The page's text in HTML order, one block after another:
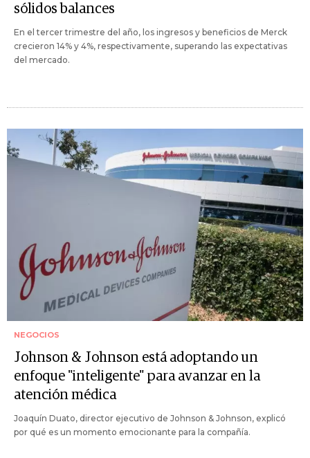
sólidos balances
En el tercer trimestre del año, los ingresos y beneficios de Merck
crecieron 14% y 4%, respectivamente, superando las expectativas
del mercado.
NEGOCIOS
Johnson & Johnson está adoptando un
enfoque "inteligente" para avanzar en la
atención médica
Joaquín Duato, director ejecutivo de Johnson & Johnson, explicó
por qué es un momento emocionante para la compañía.